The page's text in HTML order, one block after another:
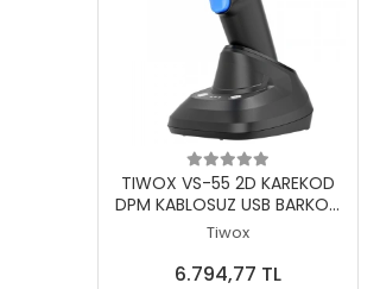
Sepete Ekle
TIWOX VS-55 2D KAREKOD
DPM KABLOSUZ USB BARKOD
OKUYUCU BATARYA+ CRADLE
Tiwox
6.794,77 TL